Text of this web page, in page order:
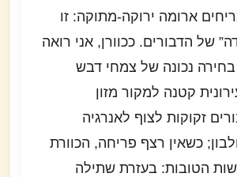
ארומה ירוקה-מתוקה: זו
של הדבורים. ככוורן, אני רואה
נכונה של צמחי דבש
קטנה למקור מזון
זקוקות לצוף לאנרגיה
כשאין רצף פריחה, הכוורת
הטובות: בעזרת שתילה